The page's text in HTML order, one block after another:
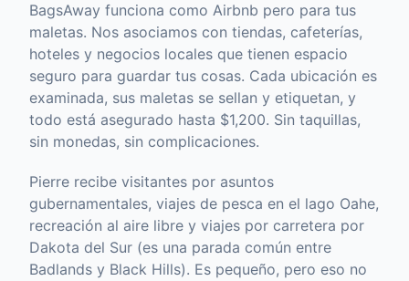
BagsAway funciona como Airbnb pero para tus
maletas. Nos asociamos con tiendas, cafeterías,
hoteles y negocios locales que tienen espacio
seguro para guardar tus cosas. Cada ubicación es
examinada, sus maletas se sellan y etiquetan, y
todo está asegurado hasta $1,200. Sin taquillas,
sin monedas, sin complicaciones.
Pierre recibe visitantes por asuntos
gubernamentales, viajes de pesca en el lago Oahe,
recreación al aire libre y viajes por carretera por
Dakota del Sur (es una parada común entre
Badlands y Black Hills). Es pequeño, pero eso no